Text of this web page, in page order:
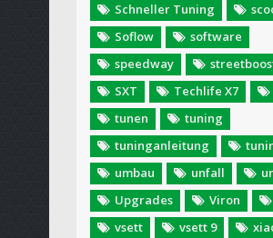
Schneller Tuning
Soflow
software
speedway
SXT
Techlife X7
tunen
tuning
tuninganleitung
umbau
unfall
Upgrades
Viron
vsett
vsett 9